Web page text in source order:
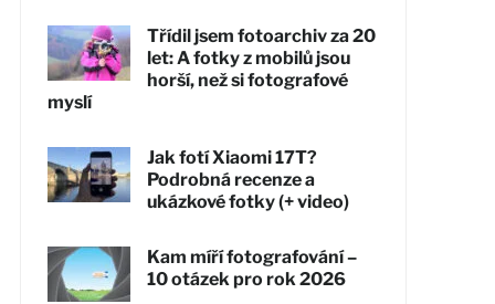
Třídil jsem fotoarchiv za 20
let: A fotky z mobilů jsou
horší, než si fotografové
myslí
Jak fotí Xiaomi 17T?
Podrobná recenze a
ukázkové fotky (+ video)
Kam míří fotografování –
10 otázek pro rok 2026